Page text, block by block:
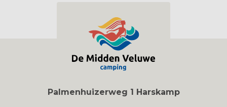
Palmenhuizerweg 1 Harskamp